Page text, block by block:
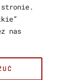
stronie.
nas